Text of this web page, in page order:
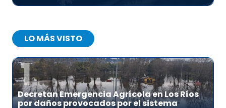
LO MÁS VISTO
1
Decretan Emergencia Agrícola en Los Ríos
por daños provocados por el sistema